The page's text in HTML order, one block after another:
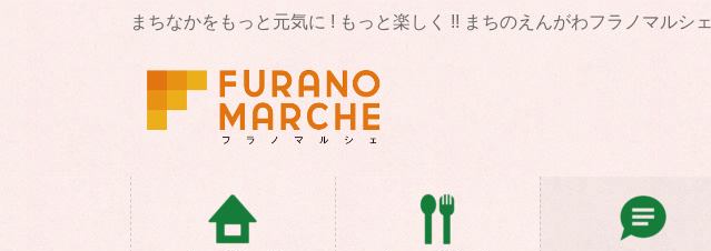
まちなかをもっと元気に ! もっと楽しく !! まちのえんがわフラノマルシェ